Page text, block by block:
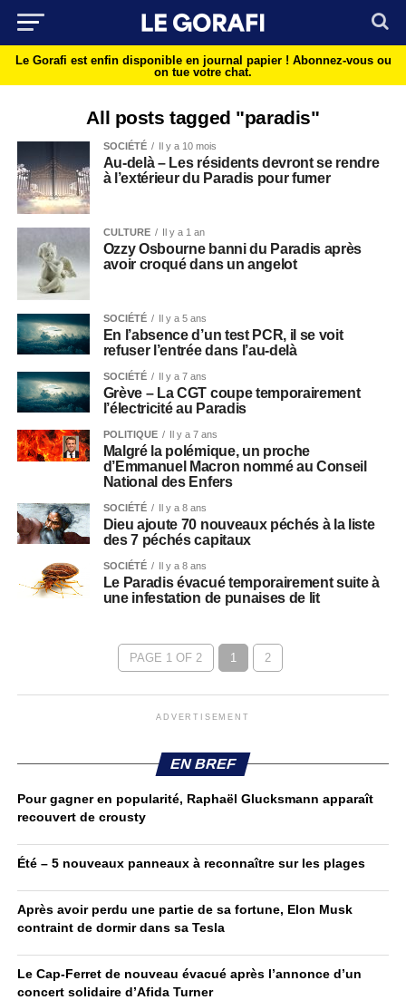
Le Gorafi est enfin disponible en journal papier ! Abonnez-vous ou
on tue votre chat.
All posts tagged "paradis"
SOCIÉTÉ Il y a 10 mois
Au-delà – Les résidents devront se rendre
à l’extérieur du Paradis pour fumer
CULTURE Il y a 1 an
Ozzy Osbourne banni du Paradis après
avoir croqué dans un angelot
SOCIÉTÉ Il y a 5 ans
En l’absence d’un test PCR, il se voit
refuser l’entrée dans l’au-delà
SOCIÉTÉ Il y a 7 ans
Grève – La CGT coupe temporairement
l’électricité au Paradis
POLITIQUE Il y a 7 ans
Malgré la polémique, un proche
d’Emmanuel Macron nommé au Conseil
National des Enfers
SOCIÉTÉ Il y a 8 ans
Dieu ajoute 70 nouveaux péchés à la liste
des 7 péchés capitaux
SOCIÉTÉ Il y a 8 ans
Le Paradis évacué temporairement suite à
une infestation de punaises de lit
PAGE 1 OF 2 1 2
ADVERTISEMENT
EN BREF
Pour gagner en popularité, Raphaël Glucksmann apparaît
recouvert de crousty
Été – 5 nouveaux panneaux à reconnaître sur les plages
Après avoir perdu une partie de sa fortune, Elon Musk
contraint de dormir dans sa Tesla
Le Cap-Ferret de nouveau évacué après l’annonce d’un
concert solidaire d’Afida Turner